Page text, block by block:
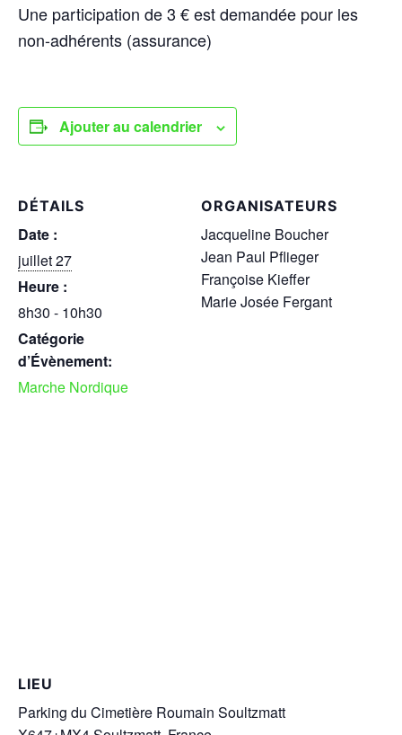
Une participation de 3 € est demandée pour les
non-adhérents (assurance)
Ajouter au calendrier
DÉTAILS
Date :
juillet 27
Heure :
8h30 - 10h30
Catégorie
d’Évènement:
Marche Nordique
ORGANISATEURS
Jacqueline Boucher
Jean Paul Pflieger
Françoise Kieffer
Marie Josée Fergant
LIEU
Parking du Cimetière Roumain Soultzmatt